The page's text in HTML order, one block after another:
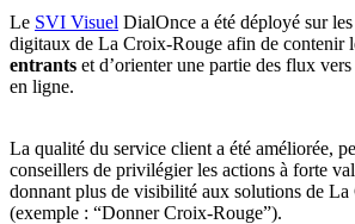
Le SVI Visuel DialOnce a été déployé sur
digitaux de La Croix-Rouge afin de contenir
entrants et d’orienter une partie des flux
en ligne.
La qualité du service client a été améliorée,
conseillers de privilégier les actions à forte
donnant plus de visibilité aux solutions de
(exemple : “Donner Croix-Rouge”).